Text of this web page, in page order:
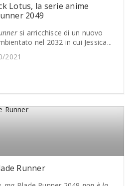
Lotus, la serie anime
2049
si arricchisce di un nuovo
nel 2032 in cui Jessica...
2021
Runner